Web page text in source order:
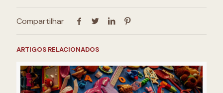
Compartilhar
ARTIGOS RELACIONADOS